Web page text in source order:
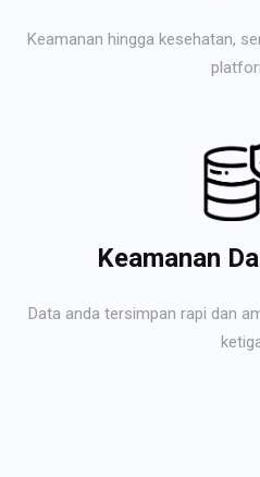
Keamanan hingga kesehatan,
Keamanan
Data anda tersimpan rapi dan